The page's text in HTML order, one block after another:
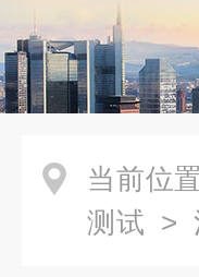
当前位
测试 >